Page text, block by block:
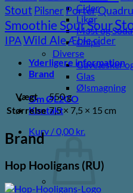
Cider
Likør
Most og
Chips
Diverse
Gaveæsker
Glas
Ølsmagning
Om ØL2GO
Kontakt
Kurv /0,00 kr.
Stout Pilsner Porter
Smoothie SourSour
IPAWild Ale Æble cider
Yderligere information
Brand
Vægt
550 g
Størrelse 7,5 × 7,5 × 15 cm
Brand
Hop Hooligans (RU)